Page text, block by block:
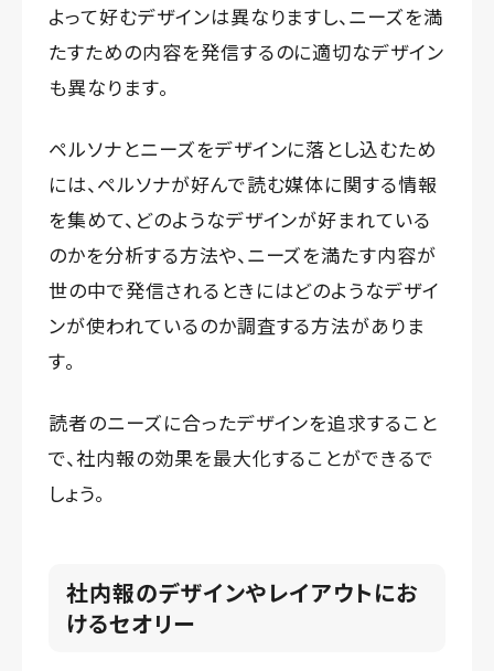
よって好むデザインは異なりますし、ニーズを満
たすための内容を発信するのに適切なデザイン
も異なります。
ペルソナとニーズをデザインに落とし込むため
には、ペルソナが好んで読む媒体に関する情報
を集めて、どのようなデザインが好まれている
のかを分析する方法や、ニーズを満たす内容が
世の中で発信されるときにはどのようなデザイ
ンが使われているのか調査する方法がありま
す。
読者のニーズに合ったデザインを追求すること
で、社内報の効果を最大化することができるで
しょう。
社内報のデザインやレイアウトにお
けるセオリー